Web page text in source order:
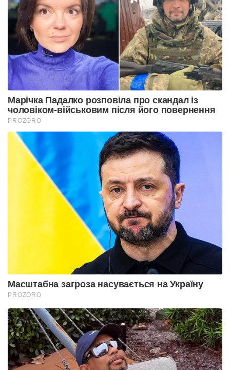
Марічка Падалко розповіла про скандал із
чоловіком-військовим після його повернення
PROZORO
Масштабна загроза насувається на Україну
PROZORO